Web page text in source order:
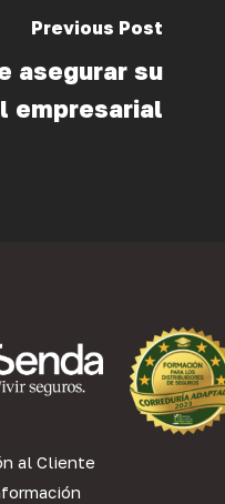
Previous Post
asegurar su
empresarial
al Cliente